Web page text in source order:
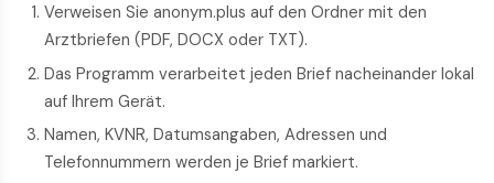
Verweisen Sie anonym.plus auf den Ordner mit den
Arztbriefen (PDF, DOCX oder TXT).
Das Programm verarbeitet jeden Brief nacheinander lokal
auf Ihrem Gerät.
Namen, KVNR, Datumsangaben, Adressen und
Telefonnummern werden je Brief markiert.